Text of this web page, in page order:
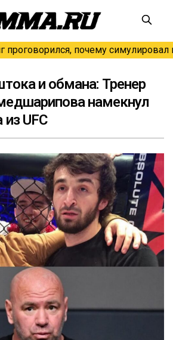
почему симулировал
и обмана: Тренер
намекнул
UFC